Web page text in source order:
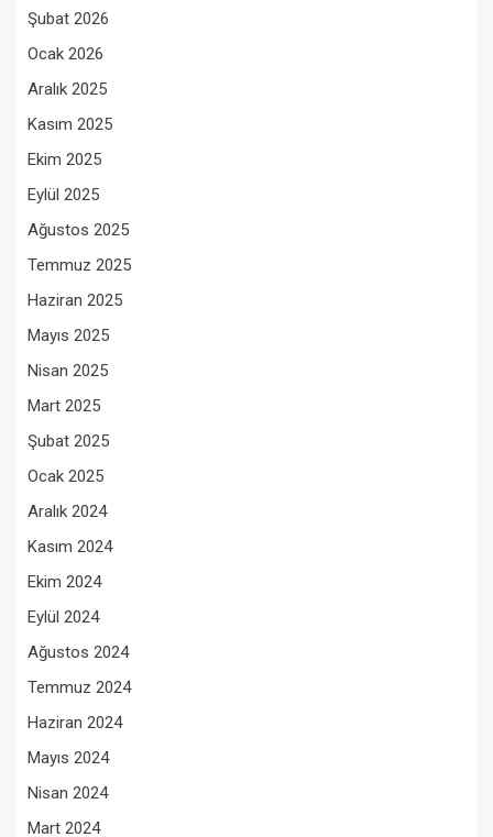
Şubat 2026
Ocak 2026
Aralık 2025
Kasım 2025
Ekim 2025
Eylül 2025
Ağustos 2025
Temmuz 2025
Haziran 2025
Mayıs 2025
Nisan 2025
Mart 2025
Şubat 2025
Ocak 2025
Aralık 2024
Kasım 2024
Ekim 2024
Eylül 2024
Ağustos 2024
Temmuz 2024
Haziran 2024
Mayıs 2024
Nisan 2024
Mart 2024